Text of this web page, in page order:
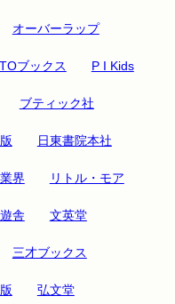
オーバーラップ
TOブックス P I Kids
ブティック社
日東書院本社
界 リトル・モア
舎 文英堂
三才ブックス
弘文堂